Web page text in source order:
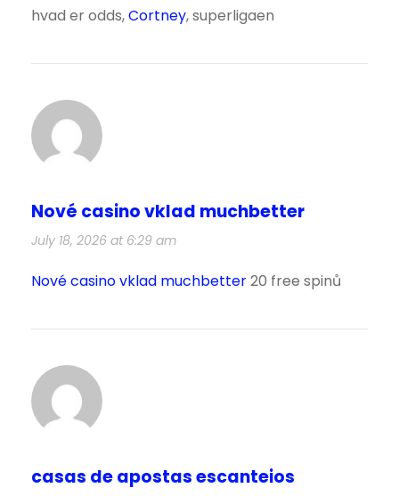
hvad er odds,Cortney, superligaen
Nové casino vklad muchbetter
July 18, 2026 at 6:29 am
Nové casino vklad muchbetter20 free spinů
casas de apostas escanteios